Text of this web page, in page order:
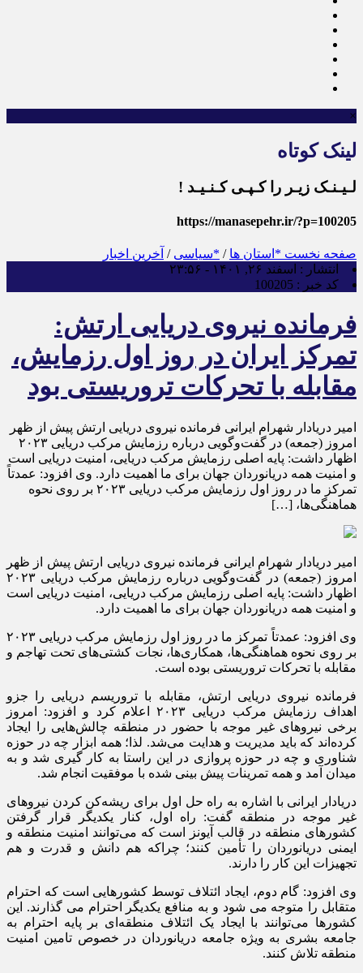
×
لینک کوتاه
لـیـنـک زیـر را کـپـی کـنـیـد !
https://manasepehr.ir/?p=100205
صفحه نخست *استان ها / *سیاسی / آخرین اخبار
انتشار : اسفند ۲۶, ۱۴۰۱ - ۲۳:۵۶
کد خبر : 100205
فرمانده نیروی دریایی ارتش:
تمرکز ایران در روز اول رزمایش،
مقابله با تحرکات تروریستی بود
امیر دریادار شهرام ایرانی فرمانده نیروی دریایی ارتش پیش از ظهر
امروز (جمعه) در گفت‌وگویی درباره رزمایش مرکب دریایی ۲۰۲۳
اظهار داشت: پایه اصلی رزمایش مرکب دریایی، امنیت دریایی است
و امنیت همه دریانوردان جهان برای ما اهمیت دارد. وی افزود: عمدتاً
تمرکز ما در روز اول رزمایش مرکب دریایی ۲۰۲۳ بر روی نحوه
هماهنگی‌ها، […]
امیر دریادار شهرام ایرانی فرمانده نیروی دریایی ارتش پیش از ظهر
امروز (جمعه) در گفت‌وگویی درباره رزمایش مرکب دریایی ۲۰۲۳
اظهار داشت: پایه اصلی رزمایش مرکب دریایی، امنیت دریایی است
و امنیت همه دریانوردان جهان برای ما اهمیت دارد.
وی افزود: عمدتاً تمرکز ما در روز اول رزمایش مرکب دریایی ۲۰۲۳
بر روی نحوه هماهنگی‌ها، همکاری‌ها، نجات کشتی‌های تحت تهاجم و
مقابله با تحرکات تروریستی بوده است.
فرمانده نیروی دریایی ارتش، مقابله با تروریسم دریایی را جزو
اهداف رزمایش مرکب دریایی ۲۰۲۳ اعلام کرد و افزود: امروز
برخی نیروهای غیر موجه با حضور در منطقه چالش‌هایی را ایجاد
کرده‌اند که باید مدیریت و هدایت می‌شد. لذا؛ همه ابزار چه در حوزه
شناوری و چه در حوزه پروازی در این راستا به کار گیری شد و به
میدان آمد و همه تمرینات پیش بینی شده با موفقیت انجام شد.
دریادار ایرانی با اشاره به راه حل اول برای ریشه‌کن کردن نیروهای
غیر موجه در منطقه گفت: راه اول، کنار یکدیگر قرار گرفتن
کشورهای منطقه در قالب آیونز است که می‌توانند امنیت منطقه و
ایمنی دریانوردان را تأمین کنند؛ چراکه هم دانش و قدرت و هم
تجهیزات این کار را دارند.
وی افزود: گام دوم، ایجاد ائتلاف توسط کشورهایی است که احترام
متقابل را متوجه می شود و به منافع یکدیگر احترام می گذارند. این
کشورها می‌توانند با ایجاد یک ائتلاف منطقه‌ای بر پایه احترام به
جامعه بشری به ویژه جامعه دریانوردان در خصوص تامین امنیت
منطقه تلاش کنند.